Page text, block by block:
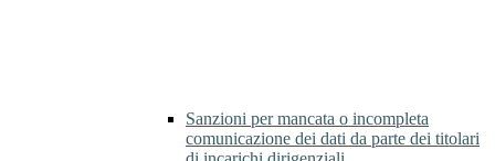
Sanzioni per mancata o incompleta
comunicazione dei dati da parte dei titolari